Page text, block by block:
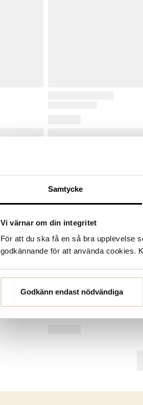
Samtycke
Vi värnar om din integritet
För att du ska få en så bra upplevelse
godkännande för att använda cookies.
Godkänn endast nödvändiga